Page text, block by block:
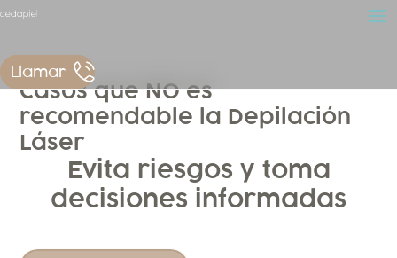
Llamar
Casos que NO es
recomendable la Depilación
Láser
Evita riesgos y toma
decisiones informadas